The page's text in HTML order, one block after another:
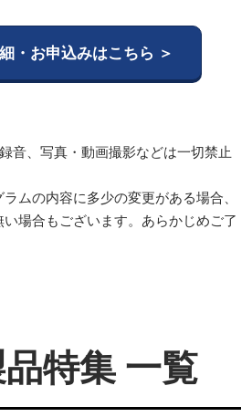
・お申込みはこちら ＞
音、写真・動画撮影などは一切禁止
ムの内容に多少の変更がある場合、
場合もございます。あらかじめご了
特集 一覧